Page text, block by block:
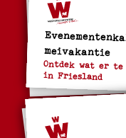
meivakantie
Ontdek wat er
in Friesland